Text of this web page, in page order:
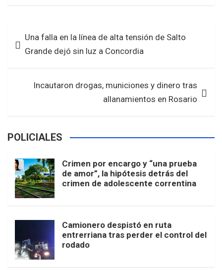
ce
o
o
k
tt at
A
p
p
ar
de Una falla en la línea de alta tensión de Salto
Grande dejó sin luz a Concordia
Incautaron drogas, municiones y dinero tras
allanamientos en Rosario
POLICIALES
Crimen por encargo y “una prueba
de amor”, la hipótesis detrás del
crimen de adolescente correntina
Camionero despistó en ruta
entrerriana tras perder el control del
rodado